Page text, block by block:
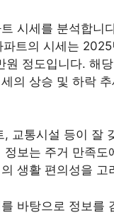
시세를 분석합니
파트의 시세는
원 정도입니다. 해
의 상승 및 하락
, 교통시설 등이 잘
정보는 주거 만족도
생활 편의성을 고
바탕으로 정보를